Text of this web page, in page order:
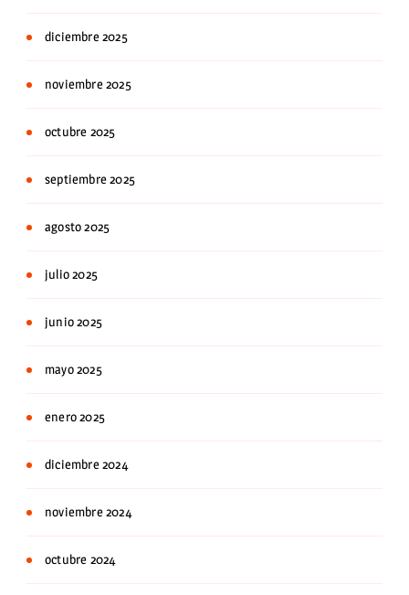
diciembre 2025
noviembre 2025
octubre 2025
septiembre 2025
agosto 2025
julio 2025
junio 2025
mayo 2025
enero 2025
diciembre 2024
noviembre 2024
octubre 2024